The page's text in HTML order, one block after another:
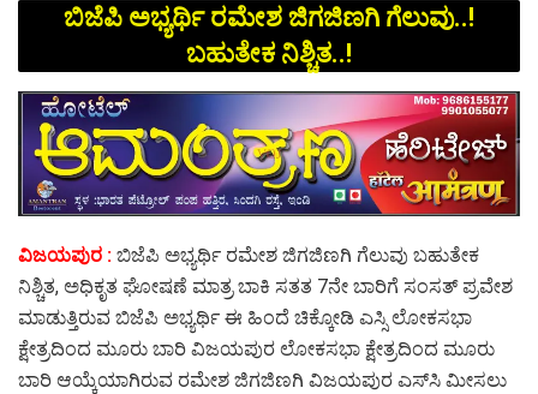
ಬಿಜೆಪಿ ಅಭ್ಯರ್ಥಿ ರಮೇಶ ಜಿಗಜಿಣಗಿ ಗೆಲುವು..!
ಬಹುತೇಕ‌ ನಿಶ್ಚಿತ..!
ವಿಜಯಪುರ : ಬಿಜೆಪಿ ಅಭ್ಯರ್ಥಿ ರಮೇಶ ಜಿಗಜಿಣಗಿ ಗೆಲುವು ಬಹುತೇಕ‌
ನಿಶ್ಚಿತ, ಅಧಿಕೃತ ಘೋಷಣೆ ಮಾತ್ರ ಬಾಕಿ ಸತತ 7ನೇ ಬಾರಿಗೆ ಸಂಸತ್ ಪ್ರವೇಶ
ಮಾಡುತ್ತಿರುವ ಬಿಜೆಪಿ ಅಭ್ಯರ್ಥಿ ಈ ಹಿಂದೆ ಚಿಕ್ಕೋಡಿ ಎಸ್ಸಿ ಲೋಕಸಭಾ
ಕ್ಷೇತ್ರದಿಂದ ಮೂರು ಬಾರಿ ವಿಜಯಪುರ ಲೋಕಸಭಾ ಕ್ಷೇತ್ರದಿಂದ ಮೂರು
ಬಾರಿ ಆಯ್ಕೆಯಾಗಿರುವ ರಮೇಶ ಜಿಗಜಿಣಗಿ ವಿಜಯಪುರ ಎಸ್‌ಸಿ ಮೀಸಲು